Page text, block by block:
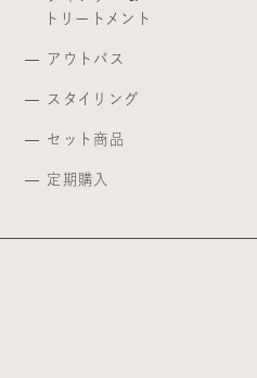
トリートメント
アウトバス
スタイリング
セット商品
定期購入